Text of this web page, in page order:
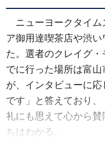
ニューヨークタイ
ア御用達喫茶店や渋
た。選者のクレイグ
でに行った場所は富
が、インタビューに
です」と答えており
礼にも思えて心から
ちはわかる。